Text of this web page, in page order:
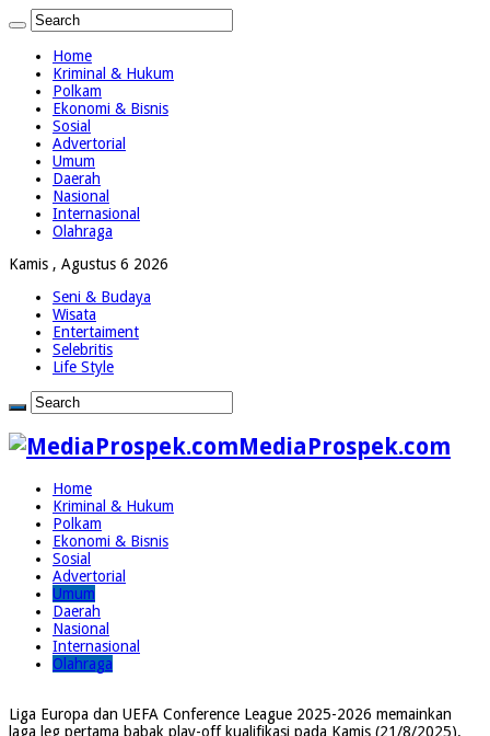
Home
Kriminal & Hukum
Polkam
Ekonomi & Bisnis
Sosial
Advertorial
Umum
Daerah
Nasional
Internasional
Olahraga
Kamis , Agustus 6 2026
Seni & Budaya
Wisata
Entertaiment
Selebritis
Life Style
MediaProspek.com
Home
Kriminal & Hukum
Polkam
Ekonomi & Bisnis
Sosial
Advertorial
Umum
Daerah
Nasional
Internasional
Olahraga
Liga Europa dan UEFA Conference League 2025-2026 memainkan
laga leg pertama babak play-off kualifikasi pada Kamis (21/8/2025).